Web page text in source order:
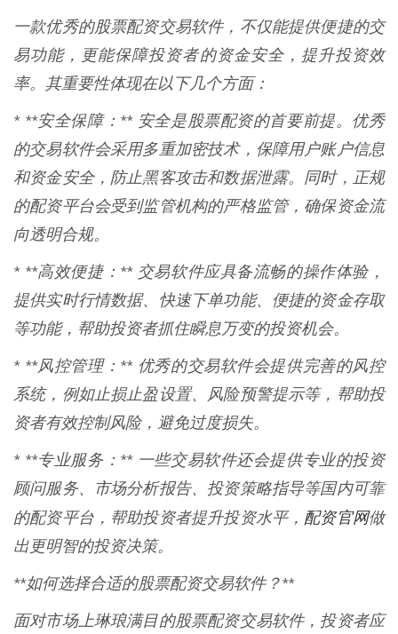
一款优秀的股票配资交易软件，不仅能提供便捷的交
易功能，更能保障投资者的资金安全，提升投资效
率。其重要性体现在以下几个方面：
* **安全保障：** 安全是股票配资的首要前提。优秀
的交易软件会采用多重加密技术，保障用户账户信息
和资金安全，防止黑客攻击和数据泄露。同时，正规
的配资平台会受到监管机构的严格监管，确保资金流
向透明合规。
* **高效便捷：** 交易软件应具备流畅的操作体验，
提供实时行情数据、快速下单功能、便捷的资金存取
等功能，帮助投资者抓住瞬息万变的投资机会。
* **风控管理：** 优秀的交易软件会提供完善的风控
系统，例如止损止盈设置、风险预警提示等，帮助投
资者有效控制风险，避免过度损失。
* **专业服务：** 一些交易软件还会提供专业的投资
顾问服务、市场分析报告、投资策略指导等国内可靠
的配资平台，帮助投资者提升投资水平， 配资官网做
出更明智的投资决策。
**如何选择合适的股票配资交易软件？**
面对市场上琳琅满目的股票配资交易软件，投资者应